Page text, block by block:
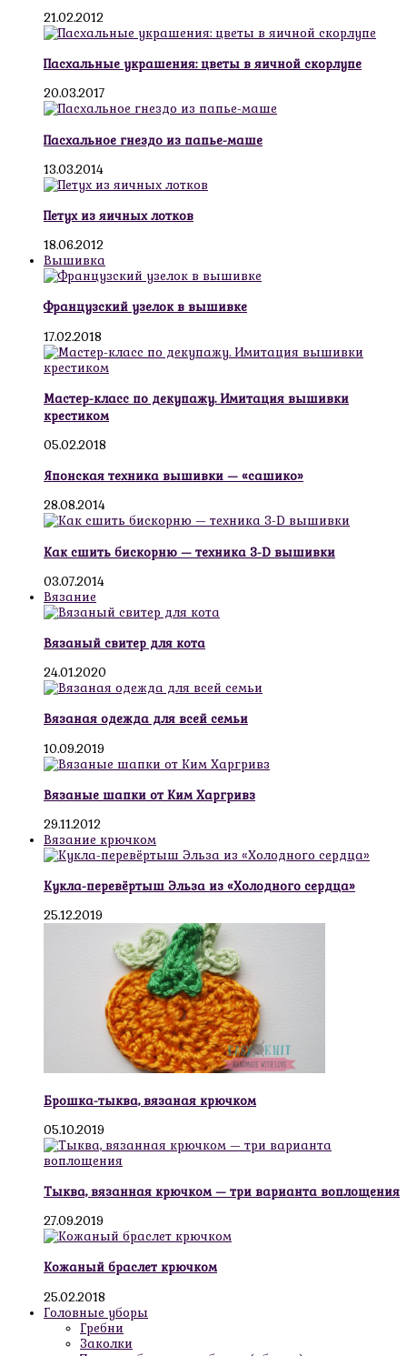
21.02.2012
Пасхальные украшения: цветы в яичной скорлупе
20.03.2017
Пасхальное гнездо из папье-маше
13.03.2014
Петух из яичных лотков
18.06.2012
Вышивка
Французский узелок в вышивке
17.02.2018
Мастер-класс по декупажу. Имитация вышивки
крестиком
05.02.2018
Японская техника вышивки — «сашико»
28.08.2014
Как сшить бискорню — техника 3-D вышивки
03.07.2014
Вязание
Вязаный свитер для кота
24.01.2020
Вязаная одежда для всей семьи
10.09.2019
Вязаные шапки от Ким Харгривз
29.11.2012
Вязание крючком
Кукла-перевёртыш Эльза из «Холодного сердца»
25.12.2019
Брошка-тыква, вязаная крючком
05.10.2019
Тыква, вязанная крючком — три варианта воплощения
27.09.2019
Кожаный браслет крючком
25.02.2018
Головные уборы
Гребни
Заколки